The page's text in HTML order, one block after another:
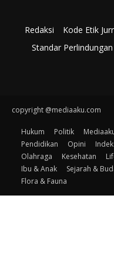
Redaksi Kode Etik
Standar
copyright @mediaaku.com
Hukum Politik
Pendidikan
Opini
Olahraga
Kesehatan
Ibu & Anak
Sejarah &
Flora & Fauna